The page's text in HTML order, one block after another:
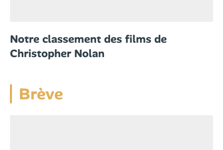
Notre classement des films de
Christopher Nolan
Brève